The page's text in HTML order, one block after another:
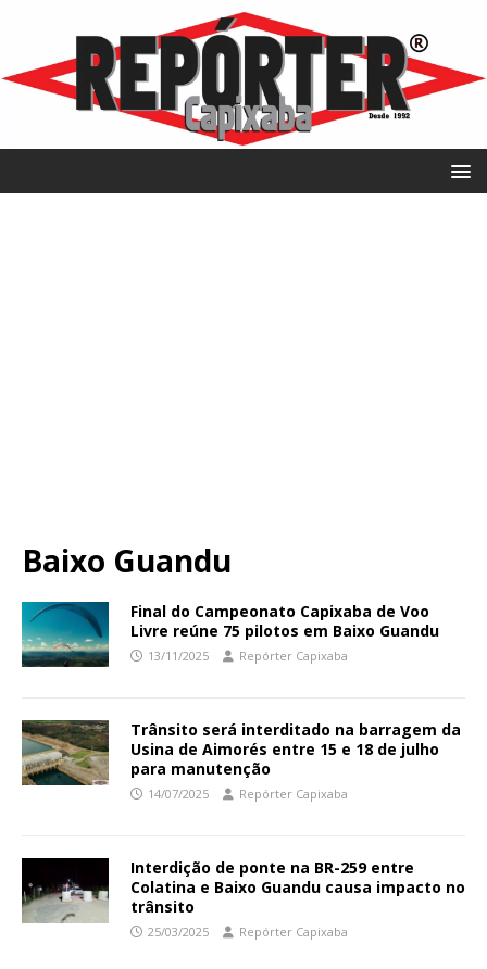
Baixo Guandu
Final do Campeonato Capixaba de Voo
Livre reúne 75 pilotos em Baixo Guandu
13/11/2025 Repórter Capixaba
Trânsito será interditado na barragem da
Usina de Aimorés entre 15 e 18 de julho
para manutenção
14/07/2025 Repórter Capixaba
Interdição de ponte na BR-259 entre
Colatina e Baixo Guandu causa impacto no
trânsito
25/03/2025 Repórter Capixaba